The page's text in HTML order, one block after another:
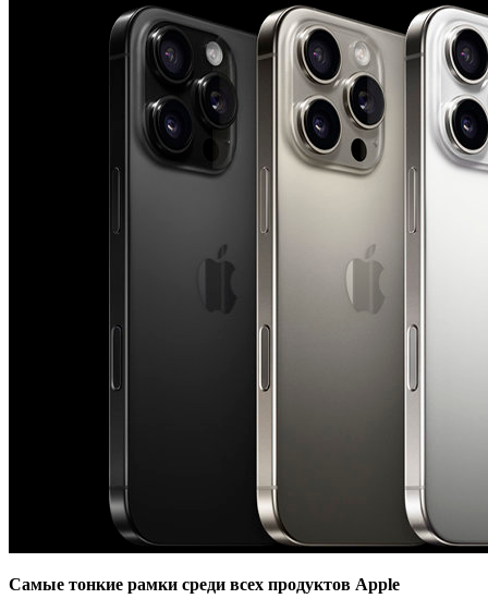
Самые тонкие рамки среди всех продуктов Apple